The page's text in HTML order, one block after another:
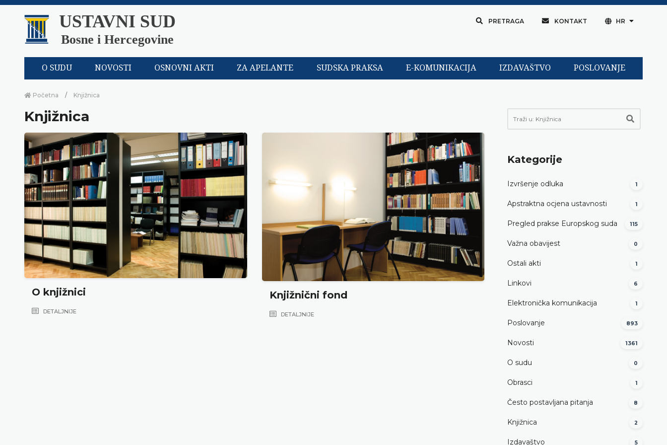
USTAVNI SUD
Bosne i Hercegovine
PRETRAGA KONTAKT HR
O SUDU NOVOSTI OSNOVNI AKTI ZA APELANTE SUDSKA PRAKSA E-KOMUNIKACIJA IZDAVAŠTVO POSLOVANJE
Početna Knjižnica
Knjižnica
O knjižnici
DETALJNIJE
Knjižnični fond
DETALJNIJE
Kategorije
Izvršenje odluka 1
Apstraktna ocjena ustavnosti 1
Pregled prakse Europskog suda 115
Važna obavijest 0
Ostali akti 1
Linkovi 6
Elektronička komunikacija 1
Poslovanje 893
Novosti 1361
O sudu 0
Obrasci 1
Često postavljana pitanja 8
Knjižnica 2
Izdavaštvo 5